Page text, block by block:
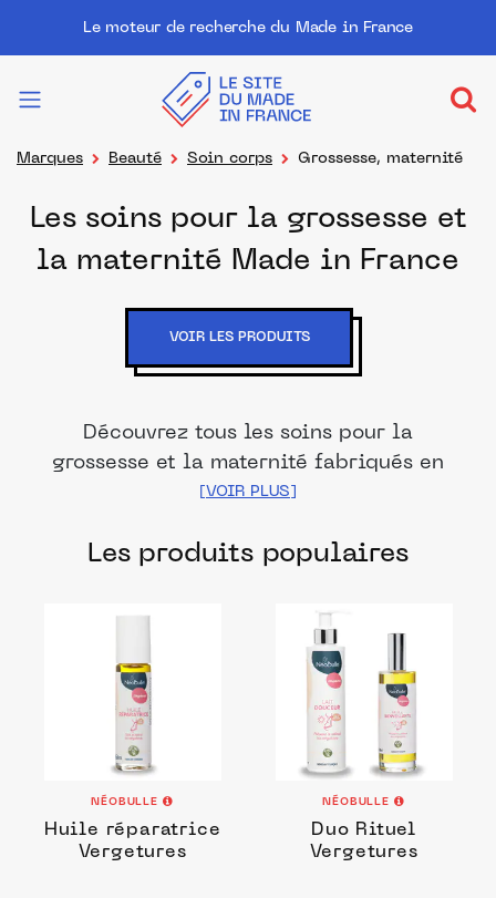
Le moteur de recherche du Made in France
Marques Beauté Soin corps Grossesse, maternité
Les soins pour la grossesse et
la maternité Made in France
VOIR LES PRODUITS
Découvrez tous les soins pour la
grossesse et la maternité fabriqués en
France de nos marques et distributeurs
les meilleurs ateliers et laboratoires
pendant votre grossesse et votre
Les produits populaires
NÉOBULLE
Huile réparatrice
Vergetures
NÉOBULLE
Duo Rituel
Vergetures